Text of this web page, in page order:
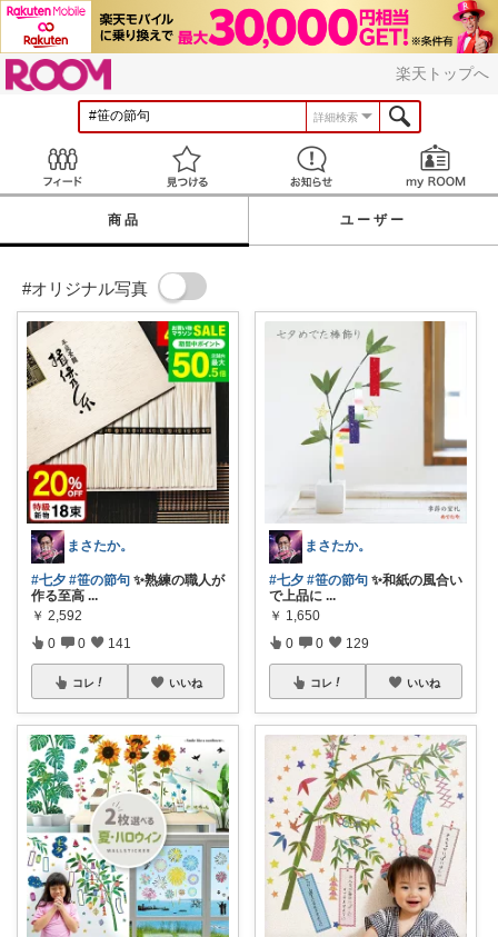
楽天トップへ
詳細検索
見つける お知らせ
商品 ユーザー
#オリジナル写真
まさたか。
#七夕 #笹の節句 ✨熟練の職人が
作る至高 ...
￥ 2,592
0 0 141
コレ いいね
まさたか。
#七夕 #笹の節句 ✨和紙の風合い
で上品に ...
￥ 1,650
0 0 129
コレ いいね